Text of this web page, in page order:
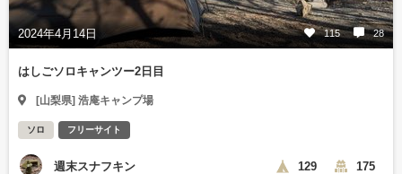
2024年4月14日 115 28
はしごソロキャンツー2日目
[山梨県] 浩庵キャンプ場
ソロ フリーサイト
週末スナフキン 129 175